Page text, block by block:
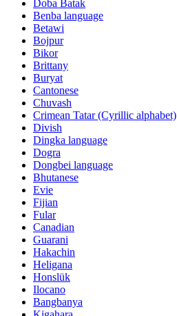
Doba Batak
Benba language
Betawi
Bojpur
Bikor
Brittany
Buryat
Cantonese
Chuvash
Crimean Tatar (Cyrillic alphabet)
Divish
Dingka language
Dogra
Dongbei language
Bhutanese
Evie
Fijian
Fular
Canadian
Guarani
Hakachin
Heligana
Honslük
Ilocano
Bangbanya